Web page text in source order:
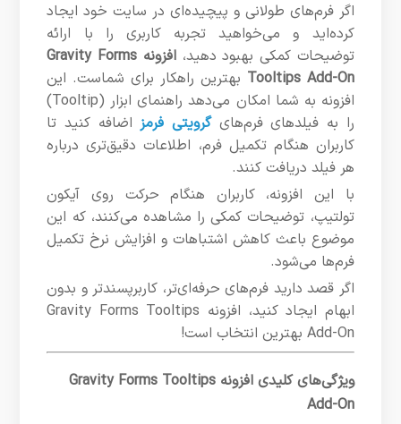
اگر فرم‌های طولانی و پیچیده‌ای در سایت خود ایجاد
کرده‌اید و می‌خواهید تجربه کاربری را با ارائه
توضیحات کمکی بهبود دهید،
افزونه Gravity Forms
Tooltips Add-On بهترین راهکار برای شماست. این
افزونه به شما امکان می‌دهد راهنمای ابزار (Tooltip)
را به فیلدهای فرم‌هایگرویتی فرمزاضافه کنید تا
کاربران هنگام تکمیل فرم، اطلاعات دقیق‌تری درباره
هر فیلد دریافت کنند.
با این افزونه، کاربران هنگام حرکت روی آیکون
تولتیپ، توضیحات کمکی را مشاهده می‌کنند، که این
موضوع باعث کاهش اشتباهات و افزایش نرخ تکمیل
فرم‌ها می‌شود.
اگر قصد دارید فرم‌های حرفه‌ای‌تر، کاربرپسندتر و بدون
ابهام ایجاد کنید، افزونه Gravity Forms Tooltips
Add-On بهترین انتخاب است!
ویژگی‌های کلیدی افزونه Gravity Forms Tooltips
Add-On